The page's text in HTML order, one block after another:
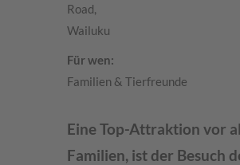
Road,
Wailuku
Für wen:
Familien & Tierfreunde
Eine Top-Attraktion vor
Familien, ist der Besuch